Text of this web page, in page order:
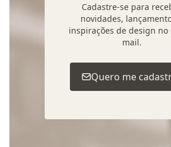
Cadastre-se para
novidades,
inspirações de design no
mail.
Quero me